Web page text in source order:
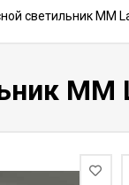
светильник MM
MM